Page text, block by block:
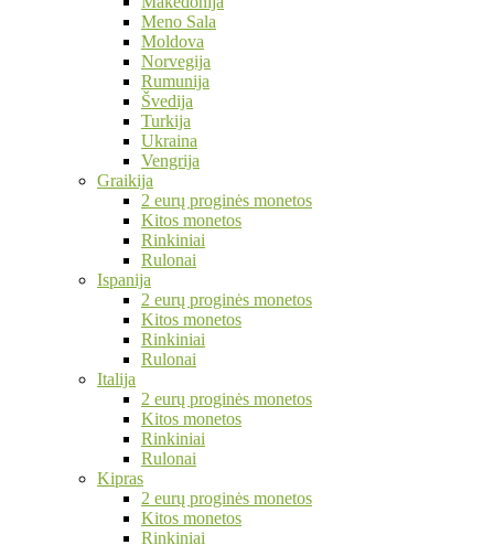
Meno Sala
Moldova
Norvegija
Rumunija
Švedija
Turkija
Ukraina
Vengrija
Graikija
2 eurų proginės monetos
Kitos monetos
Rinkiniai
Rulonai
Ispanija
2 eurų proginės monetos
Kitos monetos
Rinkiniai
Rulonai
Italija
2 eurų proginės monetos
Kitos monetos
Rinkiniai
Rulonai
Kipras
2 eurų proginės monetos
Kitos monetos
Rinkiniai